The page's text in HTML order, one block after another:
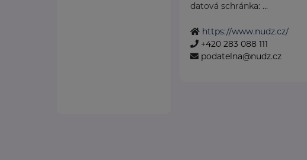
datová schránka: ...
https://www.nudz.cz/
+420 283 088 111
podatelna@nudz.cz